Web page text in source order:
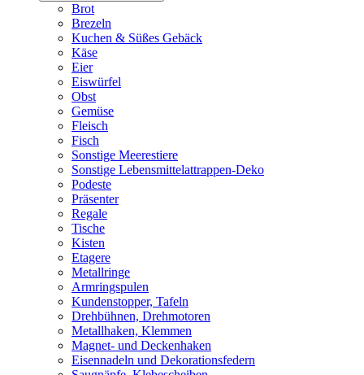
Brot
Brezeln
Kuchen & Süßes Gebäck
Käse
Eier
Eiswürfel
Obst
Gemüse
Fleisch
Fisch
Sonstige Meerestiere
Sonstige Lebensmittelattrappen-Deko
Podeste
Präsenter
Regale
Tische
Kisten
Etagere
Metallringe
Armringspulen
Kundenstopper, Tafeln
Drehbühnen, Drehmotoren
Metallhaken, Klemmen
Magnet- und Deckenhaken
Eisennadeln und Dekorationsfedern